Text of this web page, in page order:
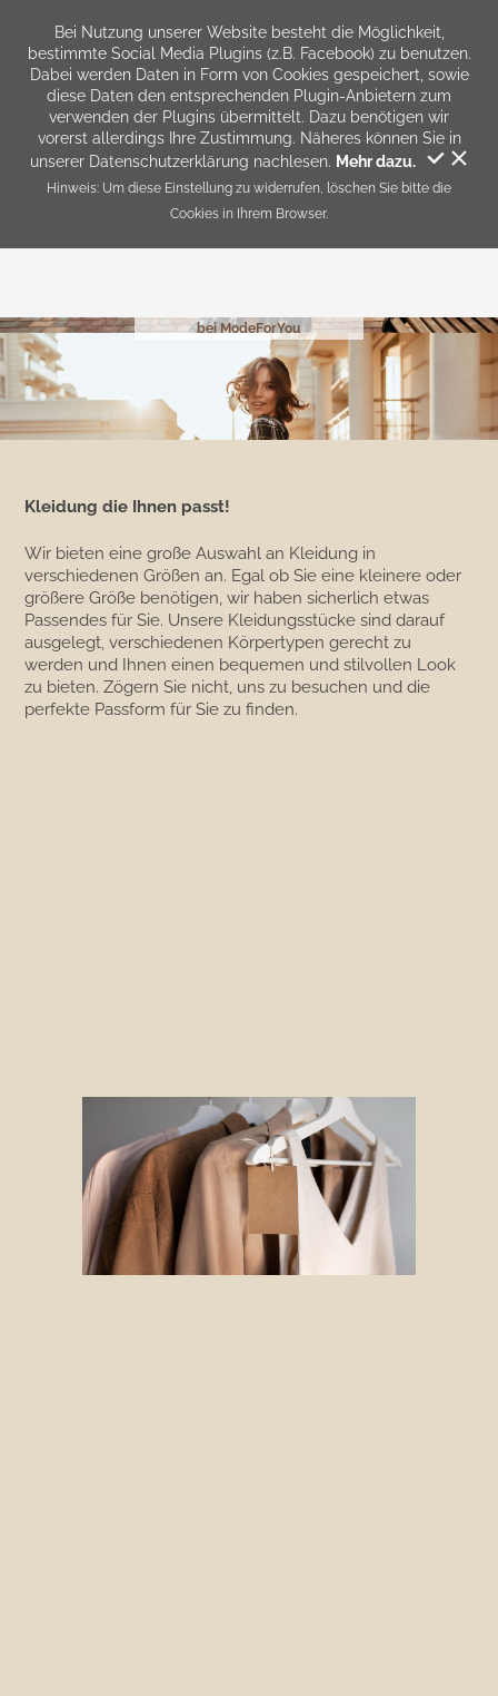
bei ModeForYou
Kleidung die Ihnen passt!
Wir bieten eine große Auswahl an Kleidung in
verschiedenen Größen an. Egal ob Sie eine kleinere oder
größere Größe benötigen, wir haben sicherlich etwas
Passendes für Sie. Unsere Kleidungsstücke sind darauf
ausgelegt, verschiedenen Körpertypen gerecht zu
werden und Ihnen einen bequemen und stilvollen Look
zu bieten. Zögern Sie nicht, uns zu besuchen und die
perfekte Passform für Sie zu finden.
Bei Nutzung unserer Website besteht die Möglichkeit,
bestimmte Social Media Plugins (z.B. Facebook) zu benutzen.
Dabei werden Daten in Form von Cookies gespeichert, sowie
diese Daten den entsprechenden Plugin-Anbietern zum
verwenden der Plugins übermittelt. Dazu benötigen wir
vorerst allerdings Ihre Zustimmung. Näheres können Sie in
unserer Datenschutzerklärung nachlesen. Mehr dazu.
Hinweis: Um diese Einstellung zu widerrufen, löschen Sie bitte die
Cookies in Ihrem Browser.